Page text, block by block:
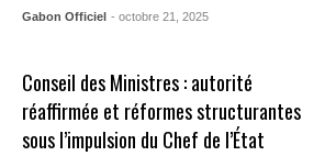
Gabon Officiel - octobre 21, 2025
Conseil des Ministres : autorité
réaffirmée et réformes structurantes
sous l’impulsion du Chef de l’État